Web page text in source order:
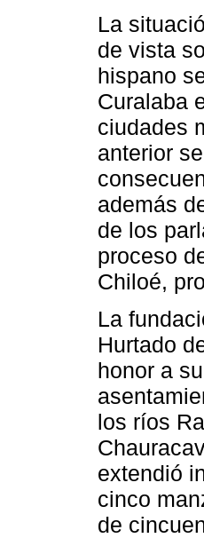
La
de vista
hispano
Curalaba
ciudades
anterior
además
de los
proceso
Chiloé,
La
Hurtado
honor a
los ríos
extendió
cinco
de